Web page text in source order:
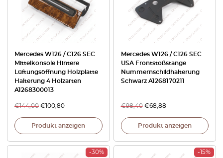
Mercedes W126 / C126 SEC
Mittelkonsole Hintere
Lüftungsöffnung Holzplatte
Halterung 4 Holzarten
A1268300013
€144,00 €100,80
Produkt anzeigen
Mercedes W126 / C126 SEC
USA Frontstoßstange
Nummernschildhalterung
Schwarz A1268170211
€98,40 €68,88
Produkt anzeigen
-30% -15%